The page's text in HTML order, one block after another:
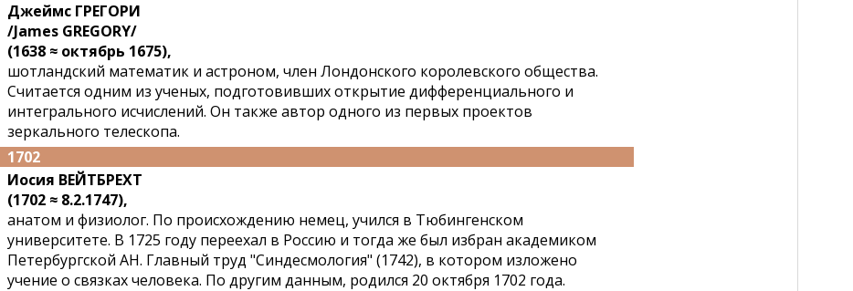
Джеймс ГРЕГОРИ
/James GREGORY/
(1638 ≈ октябрь 1675),
шотландский математик и астроном, член Лондонского королевского общества.
Считается одним из ученых, подготовивших открытие дифференциального и
интегрального исчислений. Он также автор одного из первых проектов
зеркального телескопа.
1702
Иосия ВЕЙТБРЕХТ
(1702 ≈ 8.2.1747),
анатом и физиолог. По происхождению немец, учился в Тюбингенском
университете. В 1725 году переехал в Россию и тогда же был избран академиком
Петербургской АН. Главный труд "Синдесмология" (1742), в котором изложено
учение о связках человека. По другим данным, родился 20 октября 1702 года.